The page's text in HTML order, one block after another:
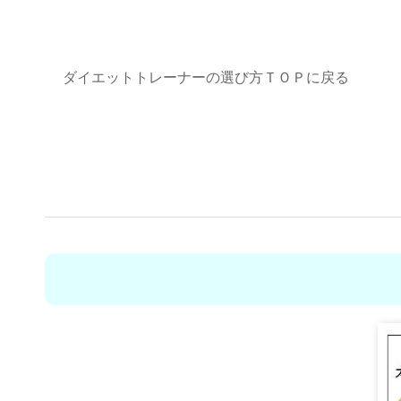
ダイエットトレーナーの選び方ＴＯＰに戻る